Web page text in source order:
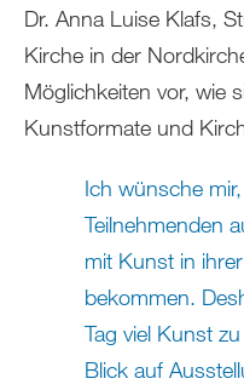
Dr. Anna Luise Klafs,
Kirche in der
Möglichkeiten vor, wie
Kunstformate und
Ich wünsche
Teilnehmenden
mit Kunst in
bekommen.
Tag viel Kunst
Blick auf